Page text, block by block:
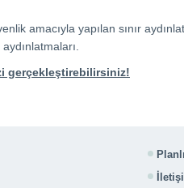
amacıyla yapılan sınır
gerçekleştirebilirsiniz!